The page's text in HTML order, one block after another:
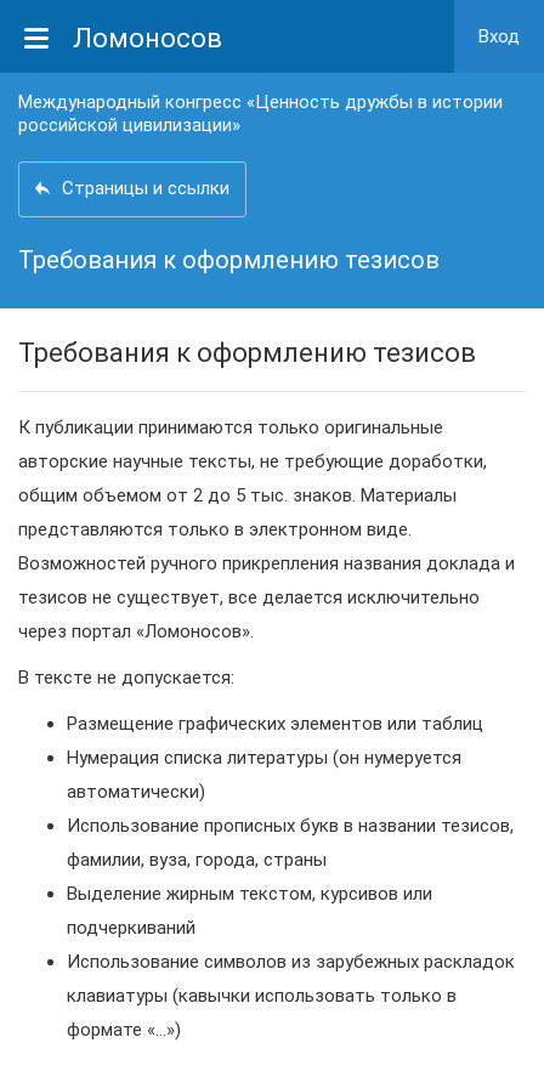
Ломоносов Вход
Международный конгресс «Ценность дружбы в истории
российской цивилизации»
Страницы и ссылки
Требования к оформлению тезисов
Требования к оформлению тезисов
К публикации принимаются только оригинальные
авторские научные тексты, не требующие доработки,
общим объемом от 2 до 5 тыс. знаков. Материалы
представляются только в электронном виде.
Возможностей ручного прикрепления названия доклада и
тезисов не существует, все делается исключительно
через портал «Ломоносов».
В тексте не допускается:
Размещение графических элементов или таблиц
Нумерация списка литературы (он нумеруется
автоматически)
Использование прописных букв в названии тезисов,
фамилии, вуза, города, страны
Выделение жирным текстом, курсивов или
подчеркиваний
Использование символов из зарубежных раскладок
клавиатуры (кавычки использовать только в
формате «…»)